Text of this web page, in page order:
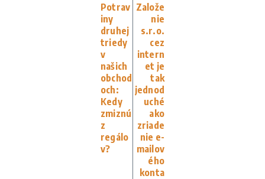
Potrav
iny
druhej
triedy
v
našich
obchod
och:
Kedy
zmiznú
z
regálo
v?
Založe
nie
s.r.o.
cez
intern
et je
tak
jednod
uché
ako
zriade
nie e-
mailov
ého
konta